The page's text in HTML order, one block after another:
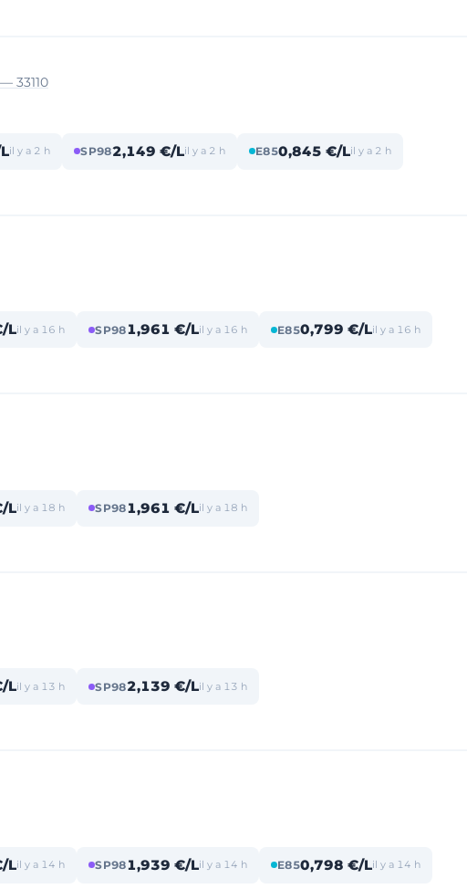
33110
il y a 2 h SP982,149 €/Lil y a 2 h E850,845 €/Lil y a 2 h
Lil y a 16 h SP981,961 €/Lil y a 16 h E850,799 €/Lil y a 16 h
Lil y a 18 h SP981,961 €/Lil y a 18 h
Lil y a 13 h SP982,139 €/Lil y a 13 h
Lil y a 14 h SP981,939 €/Lil y a 14 h E850,798 €/Lil y a 14 h